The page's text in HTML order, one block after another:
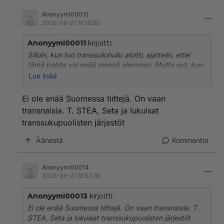
Anonyymi00013
2026-06-21 18:16:50
Anonyymi00011 kirjoitti:
Silloin, kun tuo transsuiluhullu aloitti, ajattelin, ettei
tämä palsta voi enää mennä alemmas. Mutta nyt, kun
tiittivouhkaaja on alkanut kirjoittaa vastineita näihin
aloittaja on oikeasti tiitti, on saavutettu aivan uusi
Voi tietysti olla, että ovat sama trolli ja itse asiassa se
on jopa todennäköistäkin. Hieman haiskahtaa
muutamalta tyypiltä, jotka luulivat aikoinaan olevansa
trans...
Lue lisää
Ei ole enää Suomessa tiittejä. On vaan
transnaisia. T. STEA, Seta ja lukuisat
transsukupuolisten järjestöt
Äänestä Kommentoi
Anonyymi00014
2026-06-21 18:57:36
Anonyymi00013 kirjoitti:
Ei ole enää Suomessa tiittejä. On vaan transnaisia. T.
STEA, Seta ja lukuisat transsukupuolisten järjestöt